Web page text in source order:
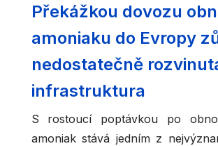
Překážkou dovozu
amoniaku do Evropy
nedostatečně
infrastruktura
S rostoucí poptávkou po
amoniak stává jedním z